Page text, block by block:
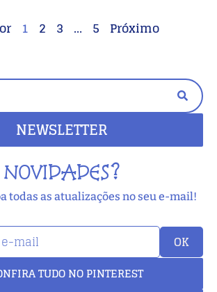
1 2 3 … 5 Próximo
NEWSLETTER
NOVIDADES?
todas as atualizações no seu e-mail!
OK
TUDO NO PINTEREST